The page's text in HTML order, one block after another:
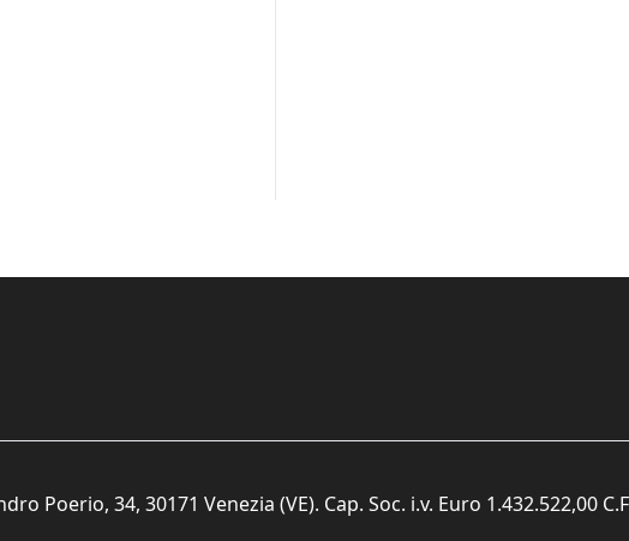
Poerio, 34, 30171 Venezia (VE). Cap. Soc. i.v. Euro 1.432.522,00